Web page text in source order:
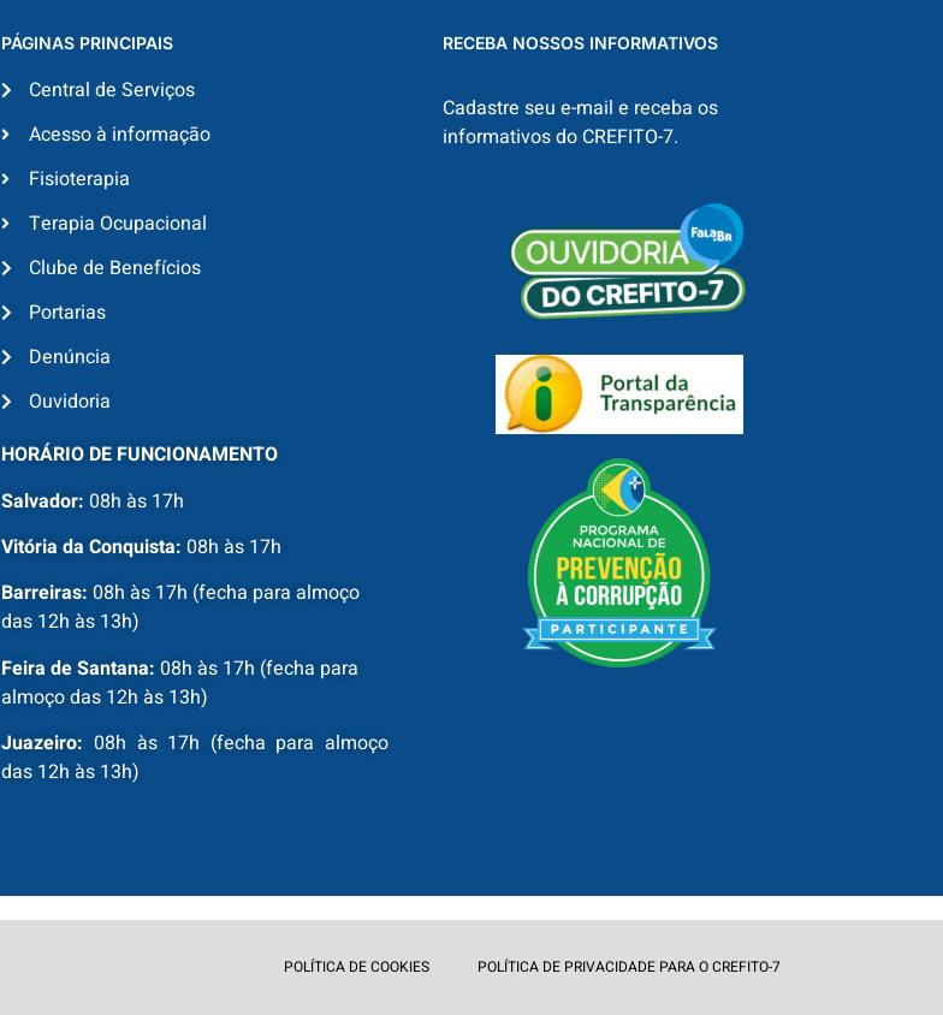
PÁGINAS PRINCIPAIS
Central de Serviços
Acesso à informação
Fisioterapia
Terapia Ocupacional
Clube de Benefícios
Portarias
Denúncia
Ouvidoria
HORÁRIO DE FUNCIONAMENTO
Salvador: 08h às 17h
Vitória da Conquista: 08h às 17h
Barreiras: 08h às 17h (fecha para almoço
das 12h às 13h)
Feira de Santana: 08h às 17h (fecha para
almoço das 12h às 13h)
Juazeiro: 08h às 17h (fecha para almoço
das 12h às 13h)
RECEBA NOSSOS INFORMATIVOS
Cadastre seu e-mail e receba os
informativos do CREFITO-7.
POLÍTICA DE COOKIES POLÍTICA DE PRIVACIDADE PARA O CREFITO-7